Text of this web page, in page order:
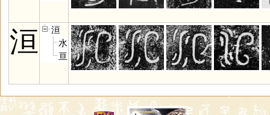
洹
洹
水
亘